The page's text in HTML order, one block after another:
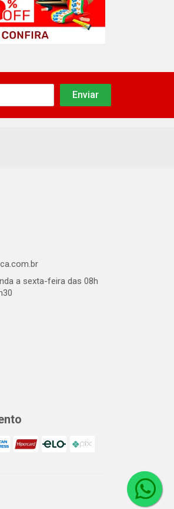
a sexta-feira das 08h